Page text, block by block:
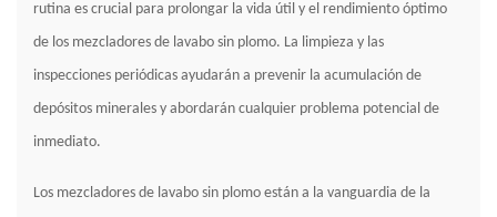
rutina es crucial para prolongar la vida útil y el rendimiento óptimo
de los mezcladores de lavabo sin plomo. La limpieza y las
inspecciones periódicas ayudarán a prevenir la acumulación de
depósitos minerales y abordarán cualquier problema potencial de
inmediato.
Los mezcladores de lavabo sin plomo están a la vanguardia de la